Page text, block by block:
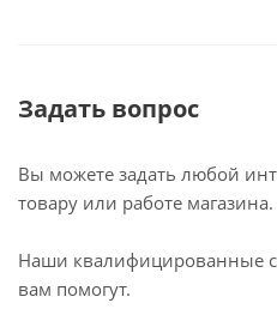
Задать вопрос
Вы можете задать любой
товару или работе магазина.
Наши квалифицированные
вам помогут.